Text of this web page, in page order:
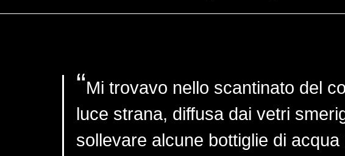
Mi trovavo nello scantinato del
luce strana, diffusa dai vetri
sollevare alcune bottiglie di